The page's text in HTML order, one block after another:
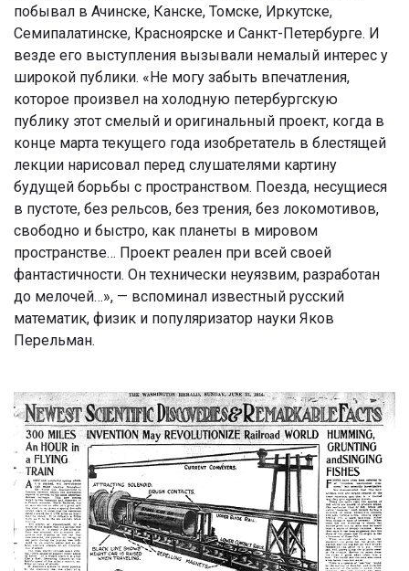
побывал в Ачинске, Канске, Томске, Иркутске,
Семипалатинске, Красноярске и Санкт-Петербурге. И
везде его выступления вызывали немалый интерес у
широкой публики. «Не могу забыть впечатления,
которое произвел на холодную петербургскую
публику этот смелый и оригинальный проект, когда в
конце марта текущего года изобретатель в блестящей
лекции нарисовал перед слушателями картину
будущей борьбы с пространством. Поезда, несущиеся
в пустоте, без рельсов, без трения, без локомотивов,
свободно и быстро, как планеты в мировом
пространстве… Проект реален при всей своей
фантастичности. Он технически неуязвим, разработан
до мелочей…», — вспоминал известный русский
математик, физик и популяризатор науки Яков
Перельман.